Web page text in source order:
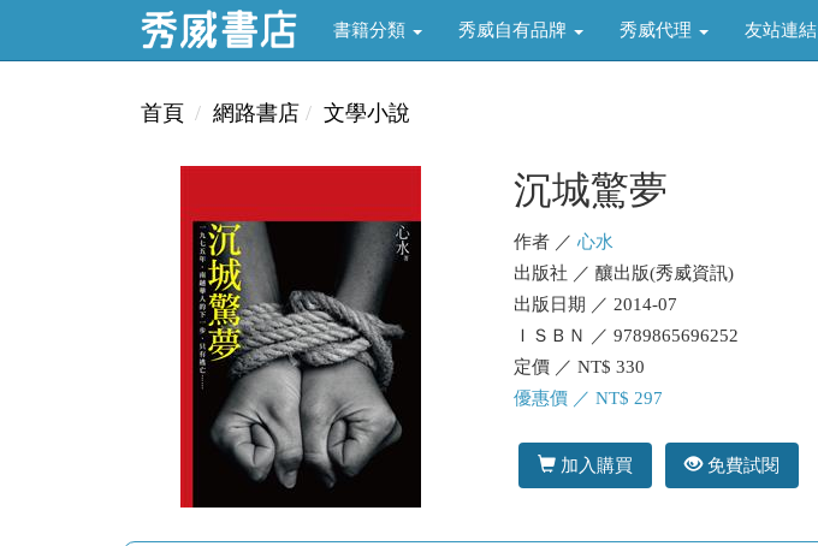
書籍分類 秀威自有品牌 秀威代理 友站連結
首頁 網路書店 文學小說
沉城驚夢
作者 ／ 心水
出版社 ／ 釀出版(秀威資訊)
出版日期 ／ 2014-07
ＩＳＢＮ ／ 9789865696252
定價 ／ NT$ 330
優惠價 ／ NT$ 297
加入購買 免費試閱